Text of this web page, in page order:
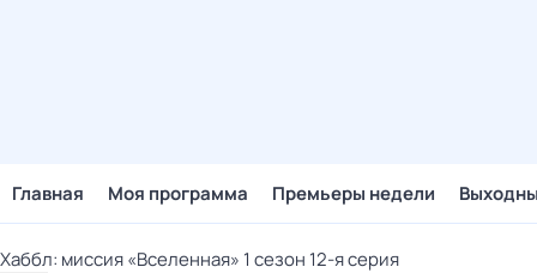
Главная Моя программа Премьеры недели
Хаббл: миссия «Вселенная» 1 сезон 12-я серия